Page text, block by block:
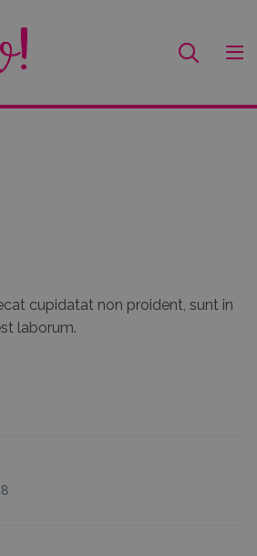
cupidatat non proident, sunt in
laborum.